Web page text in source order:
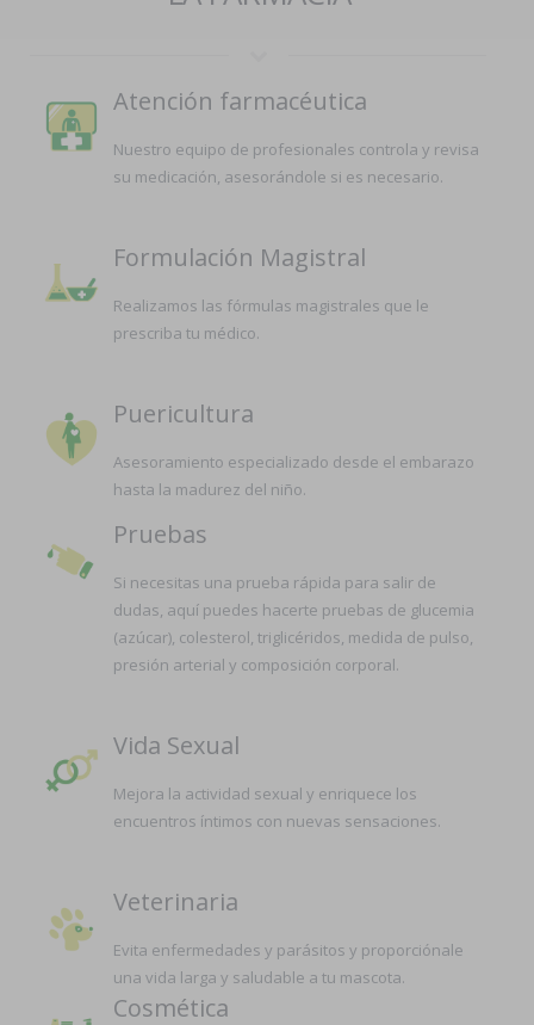
Atención farmacéutica
Nuestro equipo de profesionales controla y revisa
su medicación, asesorándole si es necesario.
Formulación Magistral
Realizamos las fórmulas magistrales que le
prescriba tu médico.
Puericultura
Asesoramiento especializado desde el embarazo
hasta la madurez del niño.
Pruebas
Si necesitas una prueba rápida para salir de
dudas, aquí puedes hacerte pruebas de glucemia
(azúcar), colesterol, triglicéridos, medida de pulso,
presión arterial y composición corporal.
Vida Sexual
Mejora la actividad sexual y enriquece los
encuentros íntimos con nuevas sensaciones.
Veterinaria
Evita enfermedades y parásitos y proporciónale
una vida larga y saludable a tu mascota.
Cosmética